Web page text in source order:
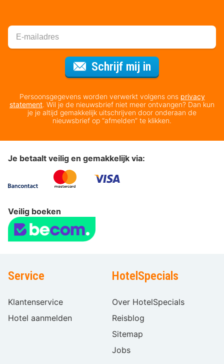
Schrijf mij in
Persoonsgegevens worden verwerkt volgens ons privacy
statement. Wil je de nieuwsbrief niet meer ontvangen? Dan kun
je je altijd gemakkelijk uitschrijven door onderaan de
nieuwsbrief op “afmelden” te klikken.
Je betaalt veilig en gemakkelijk via:
Veilig boeken
Service
Klantenservice
Hotel aanmelden
HotelSpecials
Over HotelSpecials
Reisblog
Sitemap
Jobs